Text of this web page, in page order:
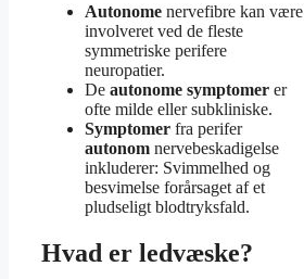
Autonome nervefibre kan være
involveret ved de fleste
symmetriske perifere
neuropatier.
De autonome symptomer er
ofte milde eller subkliniske.
Symptomer fra perifer
autonom nervebeskadigelse
inkluderer: Svimmelhed og
besvimelse forårsaget af et
pludseligt blodtryksfald.
Hvad er ledvæske?